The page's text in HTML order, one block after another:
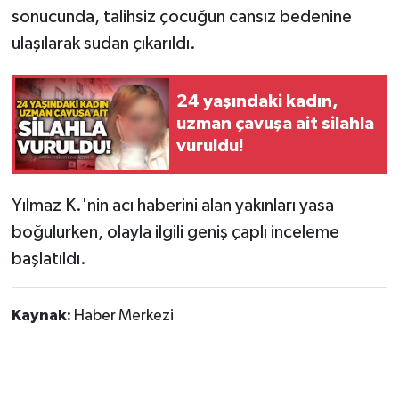
sonucunda, talihsiz çocuğun cansız bedenine
ulaşılarak sudan çıkarıldı.
24 yaşındaki kadın,
uzman çavuşa ait silahla
vuruldu!
Yılmaz K.'nin acı haberini alan yakınları yasa
boğulurken, olayla ilgili geniş çaplı inceleme
başlatıldı.
Kaynak: Haber Merkezi
Röportaj
Sağlık
SİYASET
Spor
Ulusal
Yaşam